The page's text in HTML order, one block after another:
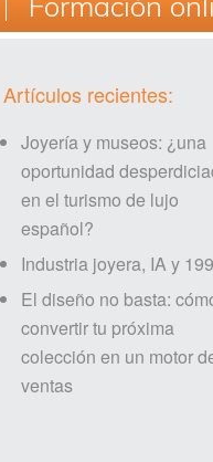
Artículos recientes:
Joyería y museos: ¿una
oportunidad
en el turismo de lujo
español?
Industria joyera, IA y
El diseño no basta:
convertir tu próxima
colección en un motor
ventas